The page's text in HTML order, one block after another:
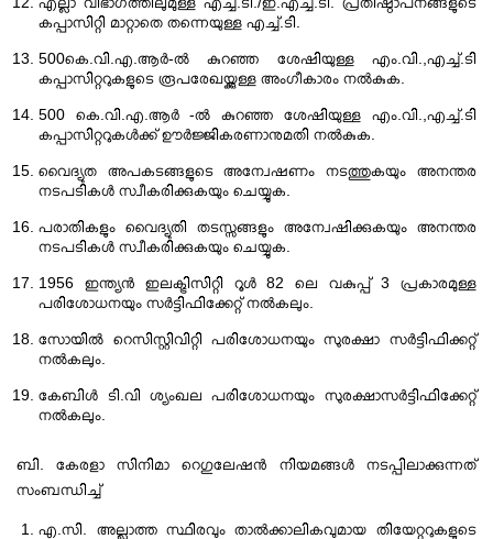
കപ്പാസിറ്റി മാറ്റാതെ തന്നെയുള്ള എച്ച്.ടി.
500കെ.വി.എ.ആർ-ൽ കുറഞ്ഞ ശേഷിയുള്ള എം.വി.,എച്ച്.ടി
കപ്പാസിറ്ററുകളുടെ രൂപരേഖയ്ക്കുള്ള അംഗീകാരം നൽകുക.
500 കെ.വി.എ.ആർ -ൽ കുറഞ്ഞ ശേഷിയുള്ള എം.വി.,എച്ച്.ടി
കപ്പാസിറ്ററുകൾക്ക് ഊർജ്ജികരണാനുമതി നൽകുക.
വൈദ്യുത അപകടങ്ങളുടെ അന്വേഷണം നടത്തുകയും അനന്തര
നടപടികൾ സ്വീകരിക്കുകയും ചെയ്യുക.
പരാതികളും വൈദ്യുതി തടസ്സങ്ങളും അന്വേഷിക്കുകയും അനന്തര
നടപടികൾ സ്വീകരിക്കുകയും ചെയ്യുക.
1956 ഇന്ത്യൻ ഇലക്ട്രിസിറ്റി റൂൾ 82 ലെ വകുപ്പ് 3 പ്രകാരമുള്ള
പരിശോധനയും സർട്ടിഫിക്കേറ്റ് നൽകലും.
സോയിൽ റെസിസ്റ്റിവിറ്റി പരിശോധനയും സുരക്ഷാ സർട്ടിഫിക്കറ്റ്
നൽകലും.
കേബിൾ ടി.വി ശ്യംഖല പരിശോധനയും സുരക്ഷാസർട്ടിഫിക്കേറ്റ്
നൽകലും.
ബി. കേരളാ സിനിമാ റെഗുലേഷൻ നിയമങ്ങൾ നടപ്പിലാക്കുന്നത്
സംബന്ധിച്ച്
എ.സി. അല്ലാത്ത സ്ഥിരവും താൽക്കാലികവുമായ തിയേറ്ററുകളുടെ